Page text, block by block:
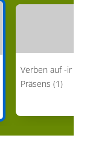
Verben auf -ir im
Präsens (1)